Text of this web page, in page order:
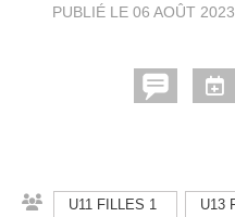
PUBLIÉ LE 06 AOÛT 2023
U11 FILLES 1 U13